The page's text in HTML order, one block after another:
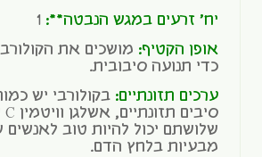
יח' זרעים במגש הנבטה**:
אופן הקטיף: מושכים את
כדי תנועה סיבובית.
ערכים תזונתיים: בקולורבי יש
שלושתם יכול להיות טוב לאנשים
מבעיות בלחץ הדם.